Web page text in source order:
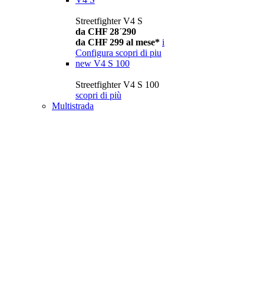
Streetfighter V4 S
da CHF 28´290
da CHF 299 al mese* i
Configura scopri di piu
new V4 S 100
Streetfighter V4 S 100
scopri di più
Multistrada